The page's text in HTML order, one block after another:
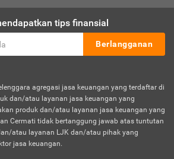
tips finansial
Berlangganan
agregasi jasa keuangan yang terdaftar di
dan/atau layanan jasa keuangan yang
produk dan/atau layanan jasa keuangan yang
Cermati tidak bertanggung jawab atas tuntutan
atau layanan LJK dan/atau pihak yang
jasa keuangan.